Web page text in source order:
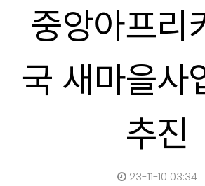
중앙아프리
국 새마을사
추진
23-11-10 03:34